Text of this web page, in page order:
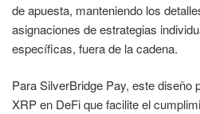
de apuesta, manteniendo los
asignaciones de estrategias
específicas, fuera de la cadena.
Para SilverBridge Pay, este diseño
XRP en DeFi que facilite el